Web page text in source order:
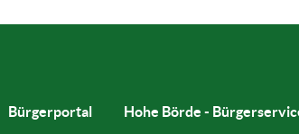
Bürgerportal Hohe Börde -